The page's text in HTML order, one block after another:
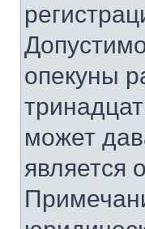
опекуны
может
является